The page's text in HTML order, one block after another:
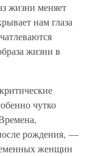
жизни меняет
нам глаза
жизни в
чутко
рождения, —
женщин